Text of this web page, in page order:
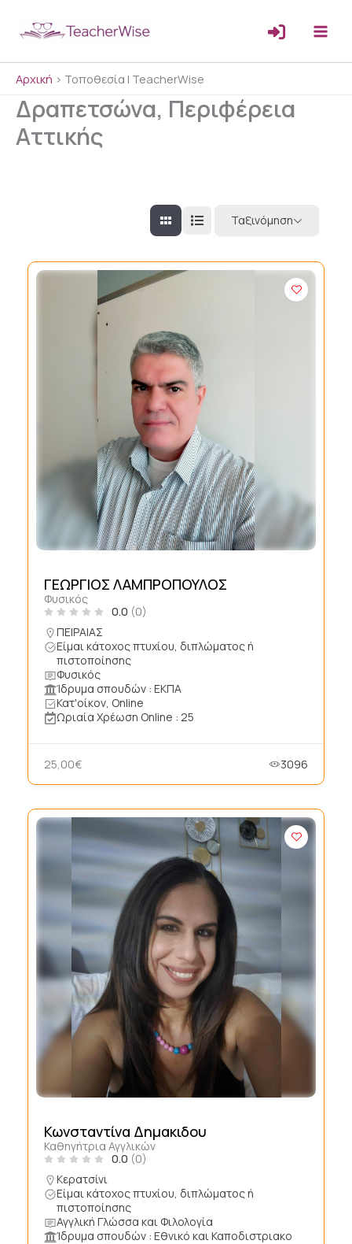
Αρχική > Τοποθεσία | TeacherWise
Δραπετσώνα, Περιφέρεια
Αττικής
Ταξινόμηση
ΓΕΩΡΓΙΟΣ ΛΑΜΠΡΟΠΟΥΛΟΣ
Φυσικός
0.0 (0)
ΠΕΙΡΑΙΑΣ
Είμαι κάτοχος πτυχίου, διπλώματος ή
πιστοποίησης
Φυσικός
Ίδρυμα σπουδών : ΕΚΠΑ
Κατ'οίκον, Online
Ωριαία Χρέωση Online : 25
25,00€ 3096
Κωνσταντίνα Δημακιδου
Καθηγήτρια Αγγλικών
0.0 (0)
Κερατσίνι
Είμαι κάτοχος πτυχίου, διπλώματος ή
πιστοποίησης
Αγγλική Γλώσσα και Φιλολογία
Ίδρυμα σπουδών : Εθνικό και Καποδιστριακο